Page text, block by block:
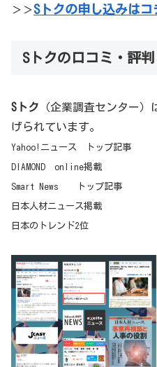
＞＞Sトクの申し込みはコ
Sトクの口コミ・評判
Sトク （企業調査センター
げられています。
Yahoo!ニュース トップ記事
DIAMOND online掲載
Smart News トップ記事
日本人材ニュース掲載
日本のトレンド2位